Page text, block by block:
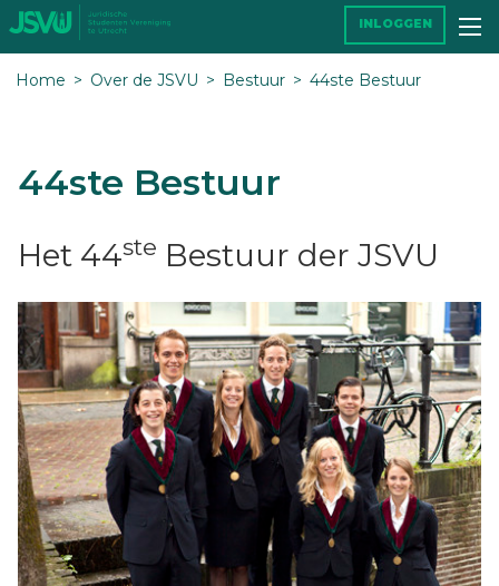
Home Over de JSVU Bestuur 44ste Bestuur
44ste Bestuur
Het 44ste Bestuur der JSVU
INLOGGEN